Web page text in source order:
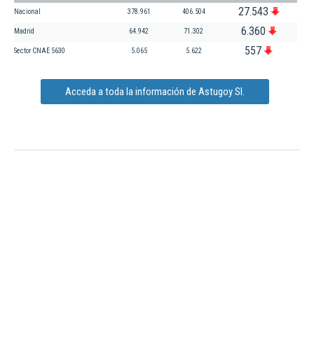
Nacional 378.961 406.504 27.543
Madrid 64.942 71.302 6.360
Sector CNAE 5630 5.065 5.622 557
Acceda a toda la información de Astugoy Sl.